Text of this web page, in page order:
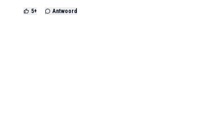
5+ Antwoord